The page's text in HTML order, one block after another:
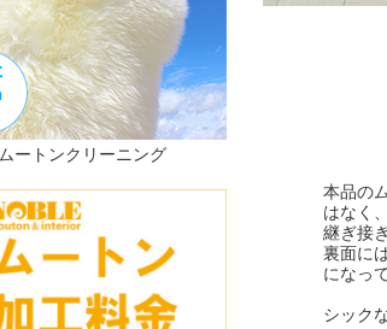
本品の
はなく、
継ぎ接
裏面に
になっ
シック
ムートンクリーニング